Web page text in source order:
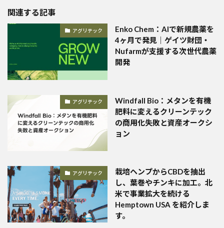
関連する記事
アグリテック
Enko Chem：AIで新規農薬を
4ヶ月で発見｜ゲイツ財団・
Nufarmが支援する次世代農薬
開発
アグリテック
Windfall Bio：メタンを有機
肥料に変えるクリーンテック
の商用化失敗と資産オークシ
ョン
アグリテック
栽培ヘンプからCBDを抽出
し、葉巻やチンキに加工。北
米で事業拡大を続ける
Hemptown USA を紹介しま
す。